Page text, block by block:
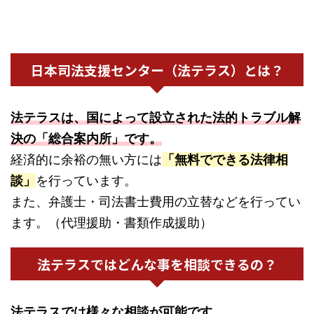
日本司法支援センター（法テラス）とは？
法テラスは、国によって設立された法的トラブル解
決の「総合案内所」です。
経済的に余裕の無い方には 「無料でできる法律相
談」 を行っています。
また、弁護士・司法書士費用の立替などを行ってい
ます。（代理援助・書類作成援助）
法テラスではどんな事を相談できるの？